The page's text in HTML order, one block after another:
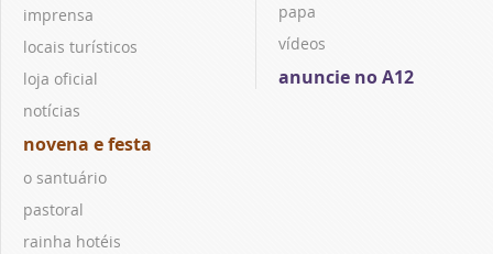
imprensa
locais turísticos
loja oficial
notícias
novena e festa
o santuário
pastoral
rainha hotéis
papa
vídeos
anuncie no A12